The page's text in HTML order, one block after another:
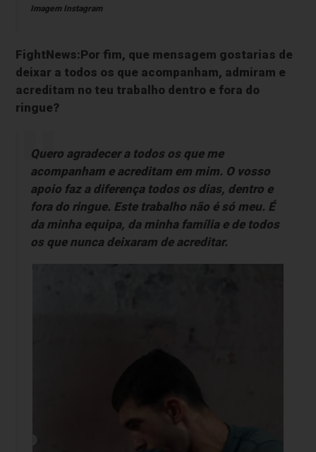
Imagem Instagram
FightNews:Por fim, que mensagem gostarias de
deixar a todos os que acompanham, admiram e
acreditam no teu trabalho dentro e fora do
ringue?
Quero agradecer a todos os que me
acompanham e acreditam em mim. O vosso
apoio faz a diferença todos os dias, dentro e
fora do ringue. Este trabalho não é só meu. É
da minha equipa, da minha família e de todos
os que nunca deixaram de acreditar.